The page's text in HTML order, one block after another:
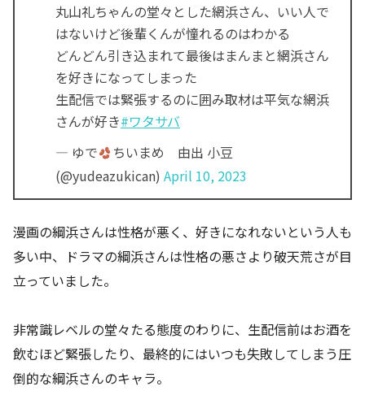
丸山礼ちゃんの堂々とした網浜さん、いい人で
はないけど後輩くんが憧れるのはわかる
どんどん引き込まれて最後はまんまと網浜さん
を好きになってしまった
生配信では緊張するのに囲み取材は平気な網浜
さんが好き#ワタサバ
— ゆで
ちいまめ 由出 小豆
(@yudeazukican) April 10, 2023
漫画の綱浜さんは性格が悪く、好きになれないという人も
多い中、ドラマの綱浜さんは性格の悪さより破天荒さが目
立っていました。
非常識レベルの堂々たる態度のわりに、生配信前はお酒を
飲むほど緊張したり、最終的にはいつも失敗してしまう圧
倒的な綱浜さんのキャラ。